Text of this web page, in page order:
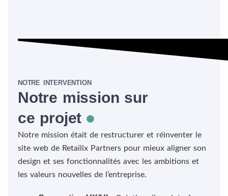
NOTRE INTERVENTION
Notre mission sur
ce projet
Notre mission était de restructurer et réinventer le
site web de Retailix Partners pour mieux aligner son
design et ses fonctionnalités avec les ambitions et
les valeurs nouvelles de l’entreprise.